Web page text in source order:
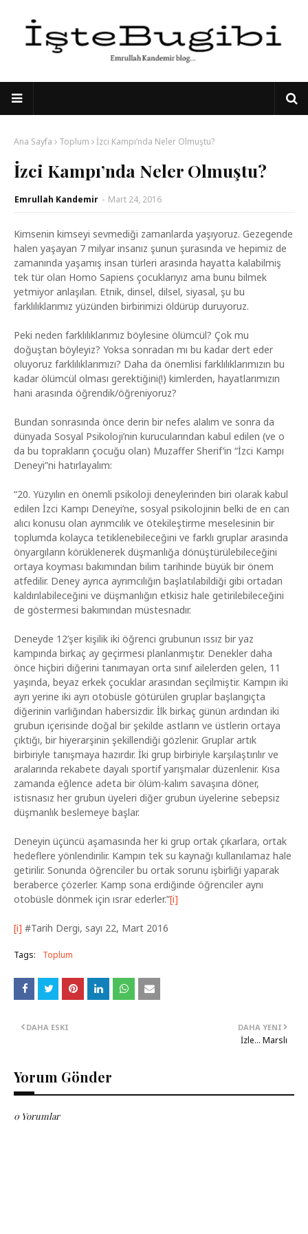
Ana Sayfa Toplum İzci Kampı’nda Neler Olmuştu?
İzci Kampı’nda Neler Olmuştu?
Emrullah Kandemir - Mart 24, 2016
Kimsenin kimseyi sevmediği zamanlarda yaşıyoruz. Gezegende
halen yaşayan 7 milyar insanız şunun şurasında ve hepimiz de
zamanında yaşamış insan türleri arasında hayatta kalabilmiş
tek tür olan Homo Sapiens çocuklarıyız ama bunu bilmek
yetmiyor anlaşılan. Etnik, dinsel, dilsel, siyasal, şu bu
farklılıklarımız yüzünden birbirimizi öldürüp duruyoruz.
Peki neden farklılıklarımız böylesine ölümcül? Çok mu
doğuştan böyleyiz? Yoksa sonradan mı bu kadar dert eder
oluyoruz farklılıklarımızı? Daha da önemlisi farklılıklarımızın bu
kadar ölümcül olması gerektiğini(!) kimlerden, hayatlarımızın
hani arasında öğrendik/öğreniyoruz?
Bundan sonrasında önce derin bir nefes alalım ve sonra da
dünyada Sosyal Psikoloji’nin kurucularından kabul edilen (ve o
da bu toprakların çocuğu olan) Muzaffer Sherif’in “İzci Kampı
Deneyi”ni hatırlayalım:
“20. Yüzyılın en önemli psikoloji deneylerinden biri olarak kabul
edilen İzci Kampı Deneyi’ne, sosyal psikolojinin belki de en can
alıcı konusu olan ayrımcılık ve ötekileştirme meselesinin bir
toplumda kolayca tetiklenebileceğini ve farklı gruplar arasında
önyargıların körüklenerek düşmanlığa dönüştürülebileceğini
ortaya koyması bakımından bilim tarihinde büyük bir önem
atfedilir. Deney ayrıca ayrımcılığın başlatılabildiği gibi ortadan
kaldırılabileceğini ve düşmanlığın etkisiz hale getirilebileceğini
de göstermesi bakımından müstesnadır.
Deneyde 12’şer kişilik iki öğrenci grubunun ıssız bir yaz
kampında birkaç ay geçirmesi planlanmıştır. Denekler daha
önce hiçbiri diğerini tanımayan orta sınıf ailelerden gelen, 11
yaşında, beyaz erkek çocuklar arasından seçilmiştir. Kampın iki
ayrı yerine iki ayrı otobüsle götürülen gruplar başlangıçta
diğerinin varlığından habersizdir. İlk birkaç günün ardından iki
grubun içerisinde doğal bir şekilde astların ve üstlerin ortaya
çıktığı, bir hiyerarşinin şekillendiği gözlenir. Gruplar artık
birbiriyle tanışmaya hazırdır. İki grup birbiriyle karşılaştırılır ve
aralarında rekabete dayalı sportif yarışmalar düzenlenir. Kısa
zamanda eğlence adeta bir ölüm-kalım savaşına döner,
istisnasız her grubun üyeleri diğer grubun üyelerine sebepsiz
düşmanlık beslemeye başlar.
Deneyin üçüncü aşamasında her ki grup ortak çıkarlara, ortak
hedeflere yönlendirilir. Kampın tek su kaynağı kullanılamaz hale
getirilir. Sonunda öğrenciler bu ortak sorunu işbirliği yaparak
beraberce çözerler. Kamp sona erdiğinde öğrenciler aynı
otobüsle dönmek için ısrar ederler.”[i]
[i] #Tarih Dergi, sayı 22, Mart 2016
Tags: Toplum
DAHA YENI
İzle… Marslı
DAHA ESKI
Yorum Gönder
0 Yorumlar